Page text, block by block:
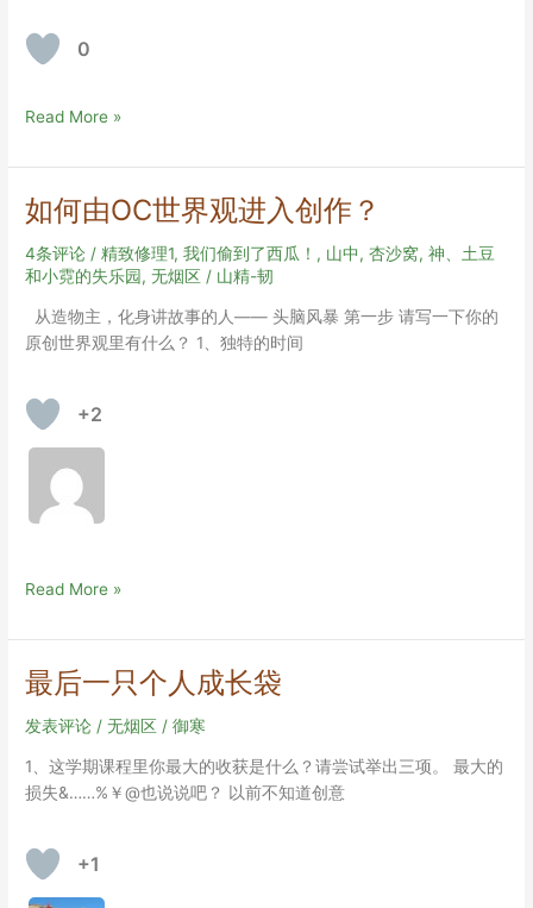
0
涂
抹
抹
的
自
画
——
回
录
头
脑
Read More »
如何由OC世界观进入创作？
4条评论 /精致修理1,我们偷到了西瓜！ , 山中,杏沙窝,神、土豆
和小霓的失乐园,无烟区 / 山精-韧
从造物主，化身讲故事的人—— 头脑风暴 第一步 请写一下你的
原创世界观里有什么？ 1、独特的时间
+2
如
由
OC
世
界
进
入
作？
Read More »
最后一只个人成长袋
发表评论 /无烟区 /御寒
1、这学期课程里你最大的收获是什么？请尝试举出三项。 最大的
损失&……%￥@也说说吧？ 以前不知道创意
+1